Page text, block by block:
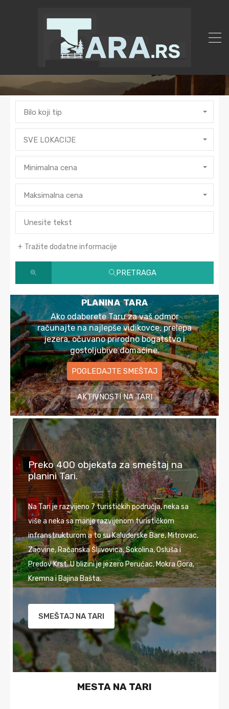
Bilo koji tip
SVE LOKACIJE
Minimalna cena
Maksimalna cena
Tražite dodatne informacije
PRETRAGA
PLANINA TARA
Ako odaberete Taru za vaš odmor
računajte na najlepše vidikovce, prelepa
jezera, očuvano prirodno bogatstvo i
gostoljubive domaćine.
POGLEDAJTE SMEŠTAJ
AKTIVNOSTI NA TARI
Preko 400 objekata za smeštaj na
planini Tari.
Na Tari je razvijeno 7 turističkih područja, neka sa
više a neka sa manje razvijenom turističkom
infranstrukturom a to su Kaluđerske Bare, Mitrovac,
Zaovine, Račanska Šljivovica, Sokolina, Osluša i
Predov Krst. U blizini je jezero Perućac, Mokra Gora,
Kremna i Bajina Bašta.
SMEŠTAJ NA TARI
MESTA NA TARI